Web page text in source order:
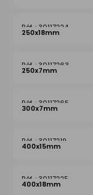
30117224
250x18mm
30117263
250x7mm
30117265
300x7mm
30117219
400x15mm
30117225
400x18mm